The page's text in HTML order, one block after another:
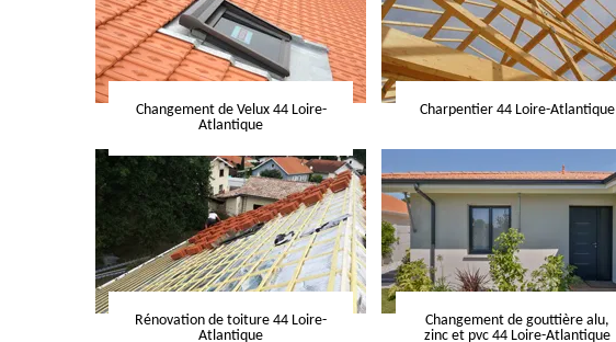
Changement de Velux 44 Loire-
Atlantique
Charpentier 44 Loire-Atlantique
Rénovation de toiture 44 Loire-
Atlantique
Changement de gouttière alu,
zinc et pvc 44 Loire-Atlantique